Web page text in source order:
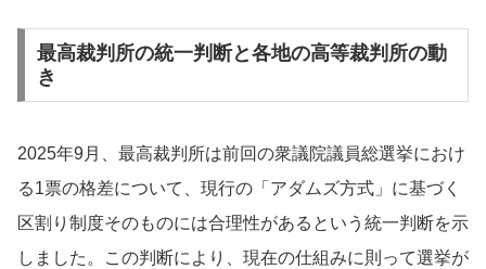
最高裁判所の統一判断と各地の高等裁判所の動
き
2025年9月、最高裁判所は前回の衆議院議員総選挙におけ
る1票の格差について、現行の「アダムズ方式」に基づく
区割り制度そのものには合理性があるという統一判断を示
しました。この判断により、現在の仕組みに則って選挙が